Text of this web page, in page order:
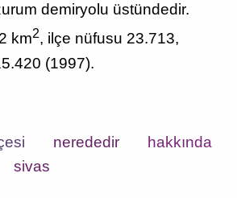
demiryolu üstündedir.
km2, ilçe nüfusu 23.713,
(1997).
nerededir
hakkında
sivas